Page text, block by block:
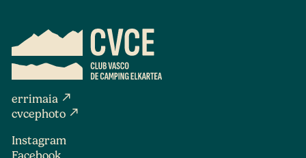
errimaia north_east
cvcephoto north_east
Instagram